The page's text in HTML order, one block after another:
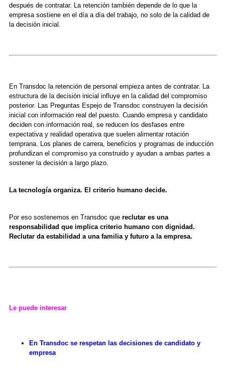
después de contratar. La retención también depende de lo que la
empresa sostiene en el día a día del trabajo, no solo de la calidad de
la decisión inicial.
En Transdoc la retención de personal empieza antes de contratar. La
estructura de la decisión inicial influye en la calidad del compromiso
posterior. Las Preguntas Espejo de Transdoc construyen la decisión
inicial con información real del puesto. Cuando empresa y candidato
deciden con información real, se reducen los desfases entre
expectativa y realidad operativa que suelen alimentar rotación
temprana. Los planes de carrera, beneficios y programas de inducción
profundizan el compromiso ya construido y ayudan a ambas partes a
sostener la decisión a largo plazo.
La tecnología organiza. El criterio humano decide.
Por eso sostenemos en Transdoc que reclutar es una
responsabilidad que implica criterio humano con dignidad.
Reclutar da estabilidad a una familia y futuro a la empresa.
Le puede interesar
En Transdoc se respetan las decisiones de candidato y
empresa